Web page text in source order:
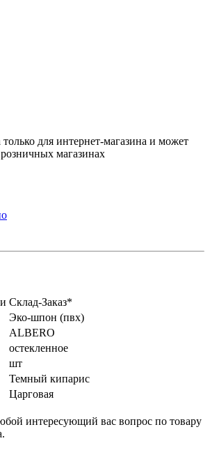
для интернет-магазина и может
магазинах
Склад-Заказ*
Эко-шпон (пвх)
ALBERO
остекленное
шт
Темный кипарис
Царговая
интересующий вас вопрос по товару